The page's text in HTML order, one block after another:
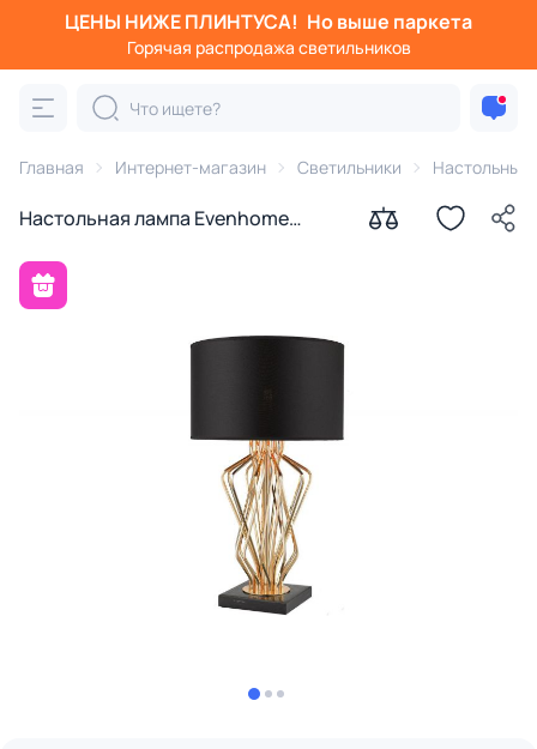
ЦЕНЫ НИЖЕ ПЛИНТУСА! Но выше паркета
Горячая распродажа светильников
Главная Интернет-магазин Светильники Настольные
Настольная лампа Evenhome